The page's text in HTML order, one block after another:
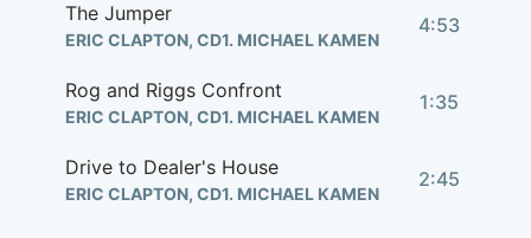
The Jumper
ERIC CLAPTON, CD1. MICHAEL KAMEN
4:53
Rog and Riggs Confront
ERIC CLAPTON, CD1. MICHAEL KAMEN
1:35
Drive to Dealer's House
ERIC CLAPTON, CD1. MICHAEL KAMEN
2:45